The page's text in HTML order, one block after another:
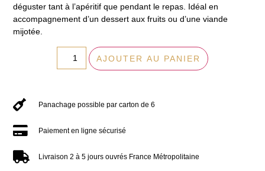
déguster tant à l’apéritif que pendant le repas. Idéal en
accompagnement d’un dessert aux fruits ou d’une viande
mijotée.
AJOUTER AU PANIER
Panachage possible par carton de 6
Paiement en ligne sécurisé
Livraison 2 à 5 jours ouvrés France Métropolitaine